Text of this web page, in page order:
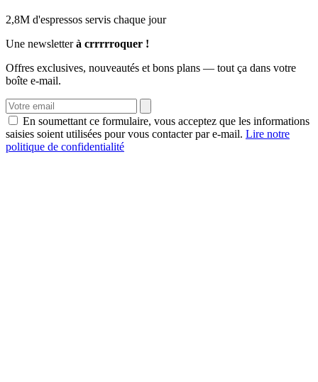
2,8M d'espressos servis chaque jour
Une newsletterà crrrrroquer !
Offres exclusives, nouveautés et bons plans — tout ça dans votre
boîte e-mail.
En soumettant ce formulaire, vous acceptez que les informations
saisies soient utilisées pour vous contacter par e-mail. Lire notre
politique de confidentialité